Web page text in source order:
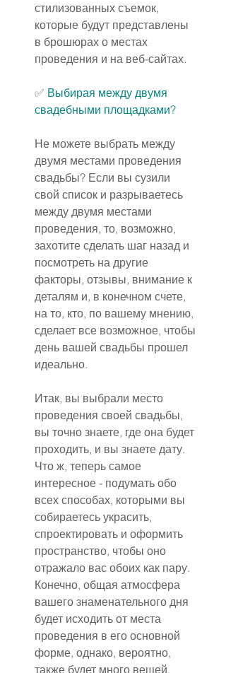
стилизованных съемок,
которые будут представлены
в брошюрах о местах
проведения и на веб-сайтах.
✅ Выбирая между двумя
свадебными площадками?
Не можете выбрать между
двумя местами проведения
свадьбы? Если вы сузили
свой список и разрываетесь
между двумя местами
проведения, то, возможно,
захотите сделать шаг назад и
посмотреть на другие
факторы, отзывы, внимание к
деталям и, в конечном счете,
на то, кто, по вашему мнению,
сделает все возможное, чтобы
день вашей свадьбы прошел
идеально.
Итак, вы выбрали место
проведения своей свадьбы,
вы точно знаете, где она будет
проходить, и вы знаете дату.
Что ж, теперь самое
интересное - подумать обо
всех способах, которыми вы
собираетесь украсить,
спроектировать и оформить
пространство, чтобы оно
отражало вас обоих как пару.
Конечно, общая атмосфера
вашего знаменательного дня
будет исходить от места
проведения в его основной
форме, однако, вероятно,
также будет много вещей,